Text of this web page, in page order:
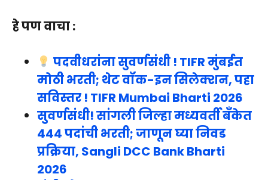
हे पण वाचा :
पदवीधरांना सुवर्णसंधी ! TIFR मुंबईत
मोठी भरती; थेट वॉक-इन सिलेक्शन, पहा
सविस्तर ! TIFR Mumbai Bharti 2026
सुवर्णसंधी! सांगली जिल्हा मध्यवर्ती बँकेत
444 पदांची भरती; जाणून घ्या निवड
प्रक्रिया, Sangli DCC Bank Bharti
2026